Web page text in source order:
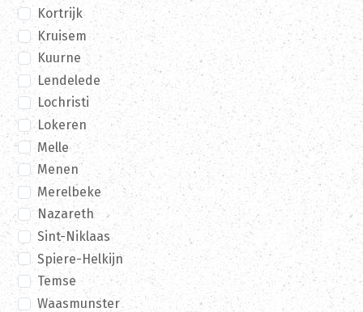
Kortrijk
Kruisem
Kuurne
Lendelede
Lochristi
Lokeren
Melle
Menen
Merelbeke
Nazareth
Sint-Niklaas
Spiere-Helkijn
Temse
Waasmunster